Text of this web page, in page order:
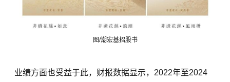
图/潮宏基招股书
业绩方面也受益于此，财报数据显示，2022年至2024